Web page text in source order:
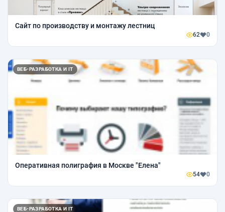
Сайт по производству и монтажу лестниц
62 0
ВЕБ-РАЗРАБОТКА И IT
Оперативная полиграфия в Москве "Елена"
54 0
ВЕБ-РАЗРАБОТКА И IT